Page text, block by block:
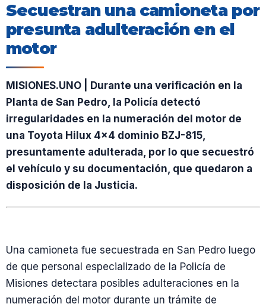
Secuestran una camioneta por
presunta adulteración en el
motor
MISIONES.UNO | Durante una verificación en la
Planta de San Pedro, la Policía detectó
irregularidades en la numeración del motor de
una Toyota Hilux 4×4 dominio BZJ-815,
presuntamente adulterada, por lo que secuestró
el vehículo y su documentación, que quedaron a
disposición de la Justicia.
Una camioneta fue secuestrada en San Pedro luego
de que personal especializado de la Policía de
Misiones detectara posibles adulteraciones en la
numeración del motor durante un trámite de